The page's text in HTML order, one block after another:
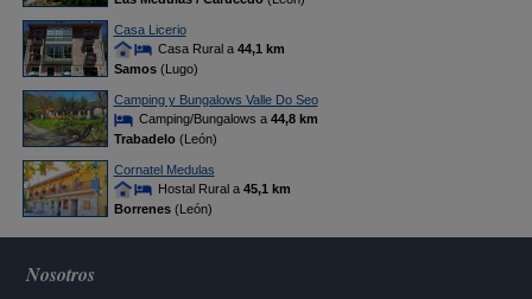
Casa Licerio
Casa Rural a 44,1 km
Samos(Lugo)
Camping y Bungalows Valle Do Seo
Camping/Bungalows a 44,8 km
Trabadelo(León)
Cornatel Medulas
Hostal Rural a 45,1 km
Borrenes(León)
Nosotros